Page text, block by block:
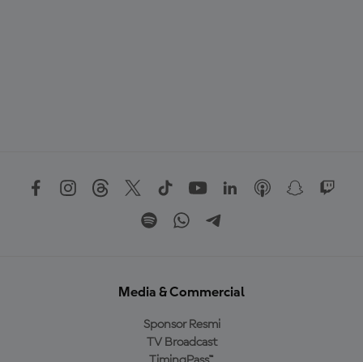
Media & Commercial
Sponsor Resmi
TV Broadcast